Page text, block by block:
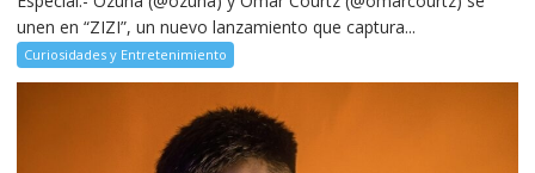
unen en “ZIZI”, un nuevo lanzamiento que captura...
Curiosidades y Entretenimiento